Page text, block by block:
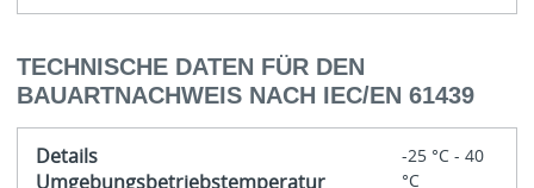
TECHNISCHE DATEN FÜR DEN
BAUARTNACHWEIS NACH IEC/EN 61439
Details
Umgebungsbetriebstemperatur
-25 °C - 40
°C